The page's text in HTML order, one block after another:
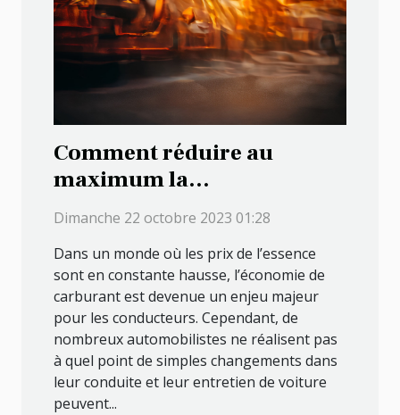
Comment réduire au
maximum la
consommation en essence
de votre véhicule ?
Dimanche 22 octobre 2023 01:28
Dans un monde où les prix de l’essence
sont en constante hausse, l’économie de
carburant est devenue un enjeu majeur
pour les conducteurs. Cependant, de
nombreux automobilistes ne réalisent pas
à quel point de simples changements dans
leur conduite et leur entretien de voiture
peuvent...